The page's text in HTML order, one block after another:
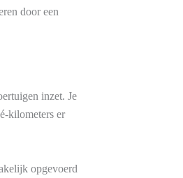
door een
inzet. Je
kilometers er
opgevoerd